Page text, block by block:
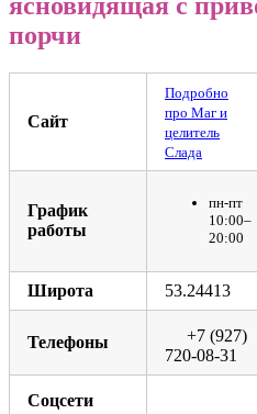
96
порчи
Сайт
Подробно
про Маг и
целитель
Слада
График
работы
пн-пт
10:00–
20:00
Широта 53.24413
Телефоны
+7 (927)
720-08-31
Соцсети